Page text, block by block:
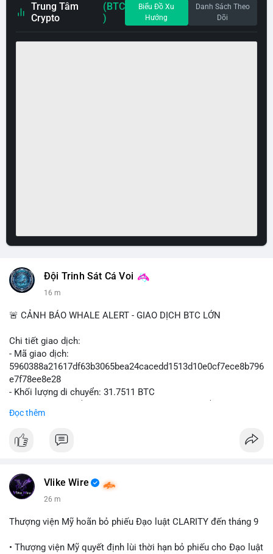
Trung Tâm
Crypto
(BTC
)
Biểu Đồ Xu
Hướng
Danh Sách Theo
Dõi
Đội Trinh Sát Cá Voi
16 m
🚨 CẢNH BÁO WHALE ALERT - GIAO DỊCH BTC LỚN
Chi tiết giao dịch:
- Mã giao dịch:
5960388a21617df63b3065bea24cacedd1513d10e0cf7ece8b796
e7f78ee8e28
- Khối lượng di chuyển: 31.7511 BTC
USD)
Đọc thêm
Vlike Wire
26 m
Thượng viện Mỹ hoãn bỏ phiếu Đạo luật CLARITY đến tháng 9
• Thượng viện Mỹ quyết định lùi thời hạn bỏ phiếu cho Đạo luật